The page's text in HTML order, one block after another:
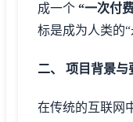
成一个 “一次付
标是成为人类的“
二、 项目背景与
在传统的互联网